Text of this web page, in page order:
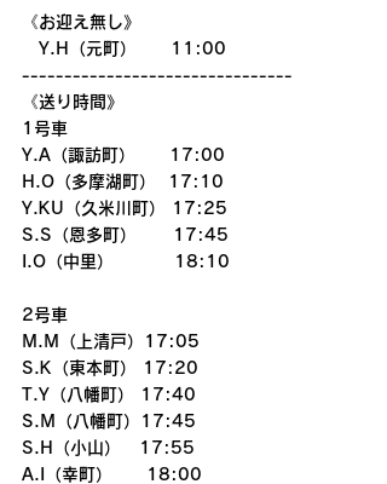
《お迎え無し》
Y.H（元町）　　11:00
--------------------------------
《送り時間》
1号車
Y.A（諏訪町）　　17:00
H.O（多摩湖町）  17:10
Y.KU（久米川町） 17:25
S.S（恩多町）      17:45
I.O（中里）          18:10
2号車
M.M（上清戸）17:05
S.K（東本町） 17:20
T.Y（八幡町） 17:40
S.M（八幡町）17:45
S.H（小山）   17:55
A.I（幸町）　　18:00